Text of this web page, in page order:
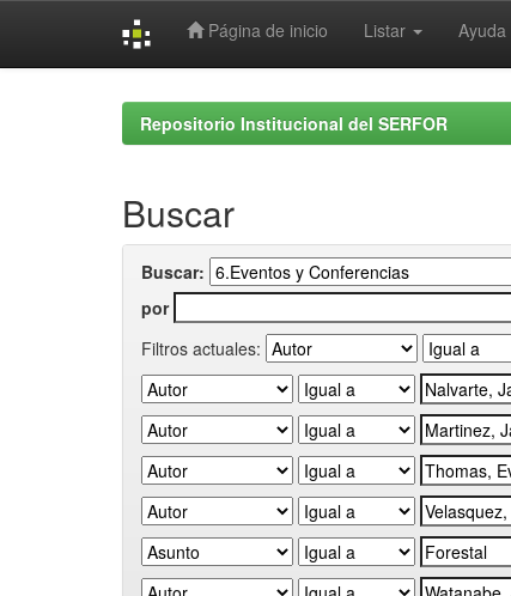
Página de inicio Listar Ayuda
Repositorio Institucional del SERFOR
Buscar
Buscar:
por
Filtros actuales: